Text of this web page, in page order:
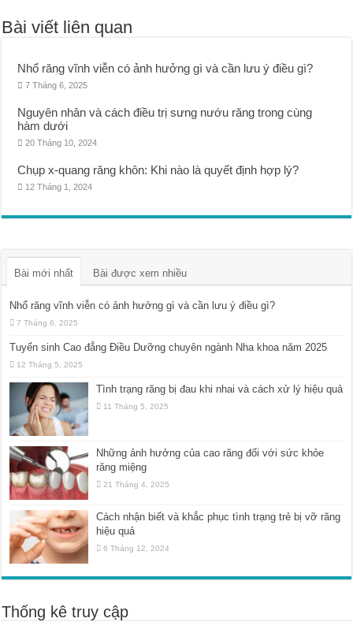
Bài viết liên quan
Nhổ răng vĩnh viễn có ảnh hưởng gì và cần lưu ý điều gì?
7 Tháng 6, 2025
Nguyên nhân và cách điều trị sưng nướu răng trong cùng
hàm dưới
20 Tháng 10, 2024
Chụp x-quang răng khôn: Khi nào là quyết định hợp lý?
12 Tháng 1, 2024
Bài mới nhất Bài được xem nhiều
Nhổ răng vĩnh viễn có ảnh hưởng gì và cần lưu ý điều gì?
7 Tháng 6, 2025
Tuyển sinh Cao đẳng Điều Dưỡng chuyên ngành Nha khoa năm 2025
12 Tháng 5, 2025
Tình trạng răng bị đau khi nhai và cách xử lý hiệu quả
11 Tháng 5, 2025
Những ảnh hưởng của cao răng đối với sức khỏe
răng miệng
21 Tháng 4, 2025
Cách nhận biết và khắc phục tình trạng trẻ bị vỡ răng
hiệu quả
6 Tháng 12, 2024
Thống kê truy cập